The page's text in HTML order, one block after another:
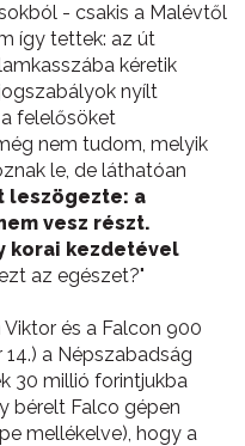
- csakis a Malévtől
így tettek: az út
kéretik
nyílt
felelősöket
nem tudom, melyik
le, de láthatóan
leszögezte: a
vesz részt.
korai kezdetével
az egészet?"
és a Falcon 900
14.) a Népszabadság
30 millió forintjukba
bérelt Falco gépen
mellékelve), hogy a